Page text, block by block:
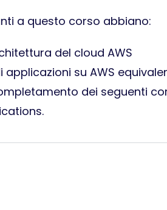
a questo corso abbiano:
del cloud AWS
applicazioni su AWS
dei seguenti